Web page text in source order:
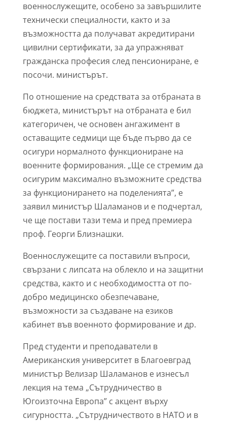
военнослужещите, особено за завършилите
технически специалности, както и за
възможността да получават акредитирани
цивилни сертификати, за да упражняват
гражданска професия след пенсиониране, e
посочи. министърът.
По отношение на средствата за отбраната в
бюджета, министърът на отбраната e бил
категоричен, че основен ангажимент в
оставащите седмици ще бъде първо да се
осигури нормалното функциониране на
военните формирования. „Ще се стремим да
осигурим максимално възможните средства
за функционирането на поделенията”, е
заявил министър Шаламанов и е подчертал,
че ще постави тази тема и пред премиера
проф. Георги Близнашки.
Военнослужещите са поставили въпроси,
свързани с липсата на облекло и на защитни
средства, както и с необходимостта от по-
добро медицинско обезпечаване,
възможности за създаване на езиков
кабинет във военното формирование и др.
Пред студенти и преподаватели в
Американския университет в Благоевград
министър Велизар Шаламанов e изнесъл
лекция на тема „Сътрудничество в
Югоизточна Европа” с акцент върху
сигурността. „Сътрудничеството в НАТО и в